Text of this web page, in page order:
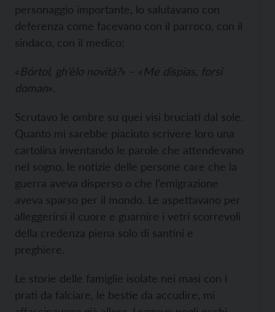
personaggio importante, lo salutavano con
deferenza come facevano con il parroco, con il
sindaco, con il medico:
«Bórtol, gh’èlo novità?» – «Me dispias, forsi
doman».
Scrutavo le ombre su quei visi bruciati dal sole.
Quanto mi sarebbe piaciuto scrivere loro una
cartolina inventando le parole che attendevano
nel sogno, le notizie delle persone care che la
guerra aveva disperso o che l’emigrazione
aveva sparso per il mondo. Le aspettavano per
alleggerirsi il cuore e guarnire i vetri scorrevoli
della credenza piena solo di santini e
preghiere.
Le storie delle famiglie isolate nei masi con i
prati da falciare, le bestie da accudire, mi